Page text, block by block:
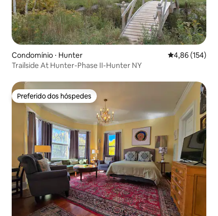
Condomínio ⋅ Hunter 4,86 de uma
4,86 (154)
Trailside At Hunter-Phase II-Hunter NY
Preferido dos hóspedes
Preferido dos hóspedes